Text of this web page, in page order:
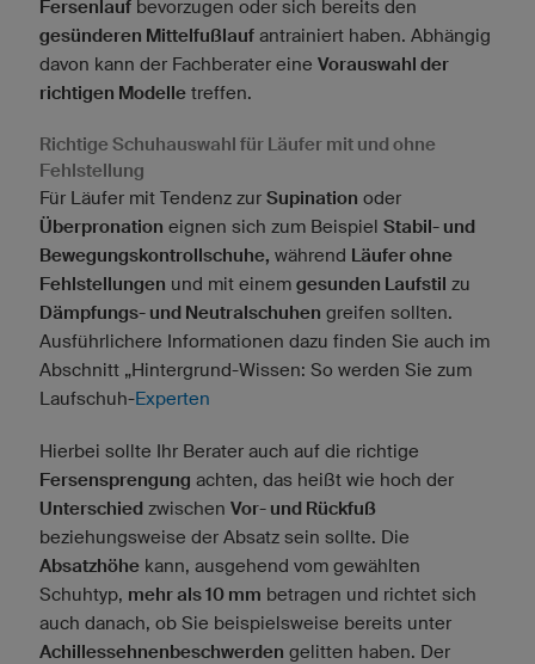
Fersenlauf bevorzugen oder sich bereits den
gesünderen Mittelfußlauf antrainiert haben. Abhängig
davon kann der Fachberater eine Vorauswahl der
richtigen Modelle treffen.
Richtige Schuhauswahl für Läufer mit und ohne
Fehlstellung
Für Läufer mit Tendenz zur Supination oder
Überpronation eignen sich zum Beispiel Stabil- und
Bewegungskontrollschuhe, während Läufer ohne
Fehlstellungen und mit einem gesunden Laufstil zu
Dämpfungs- und Neutralschuhen greifen sollten.
Ausführlichere Informationen dazu finden Sie auch im
Abschnitt „Hintergrund-Wissen: So werden Sie zum
Laufschuh-Experten
Hierbei sollte Ihr Berater auch auf die richtige
Fersensprengung achten, das heißt wie hoch der
Unterschied zwischen Vor- und Rückfuß
beziehungsweise der Absatz sein sollte. Die
Absatzhöhe kann, ausgehend vom gewählten
Schuhtyp, mehr als 10 mm betragen und richtet sich
auch danach, ob Sie beispielsweise bereits unter
Achillessehnenbeschwerden gelitten haben. Der